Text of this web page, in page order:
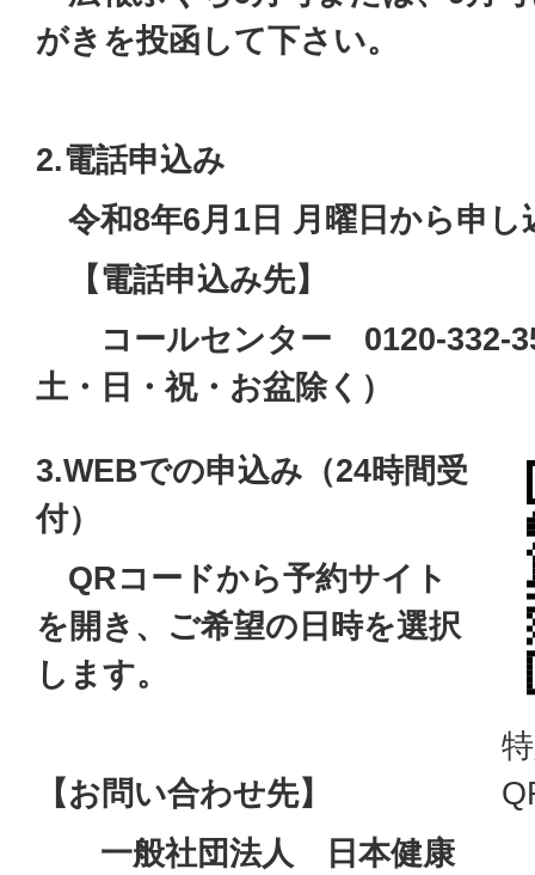
がきを投函して下さい。
2.電話申込み
令和8年6月1 日 月曜日から申
【電話申込み先】
コールセンター 0120-332-
土・日・祝・お盆除く）
3.WEBでの申込み（24時間受
付）
QRコードから予約サイト
を開き、ご希望の日時を選択
します。
【お問い合わせ先】
一般社団法人 日本健康